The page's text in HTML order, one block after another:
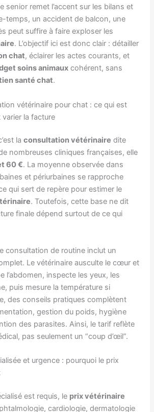
senior remet l’accent sur les bilans et
temps, un accident de balcon, une
peut suffire à faire exploser les
. L’objectif ici est donc clair : détailler
chat, éclairer les actes courants, et
soins animaux cohérent, sans
santé chat.
vétérinaire pour chat : ce qui est
la facture
laconsultation vétérinaire dite
nombreuses cliniques françaises, elle
60 €. La moyenne observée dans
et périurbaines se rapproche
qui sert de repère pour estimer le
. Toutefois, cette base ne dit
finale dépend surtout de ce qui
consultation de routine inclut un
Le vétérinaire ausculte le cœur et
l’abdomen, inspecte les yeux, les
puis mesure la température si
des conseils pratiques complètent
gestion du poids, hygiène
des parasites. Ainsi, le tarif reflète
pas seulement un “coup d’œil”.
et urgence : pourquoi le prix
est requis, le prix vétérinaire
cardiologie, dermatologie